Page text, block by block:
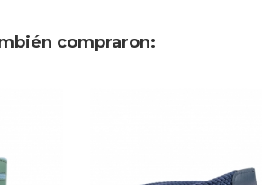
compraron: